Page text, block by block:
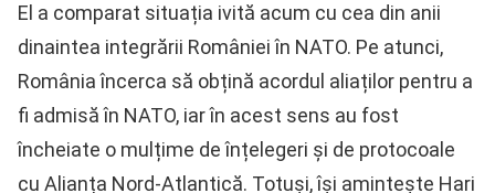
El a comparat situația ivită acum cu cea din anii
dinaintea integrării României în NATO. Pe atunci,
România încerca să obțină acordul aliaților pentru a
fi admisă în NATO, iar în acest sens au fost
încheiate o mulțime de înțelegeri și de protocoale
cu Alianța Nord-Atlantică. Totuși, își amintește Hari